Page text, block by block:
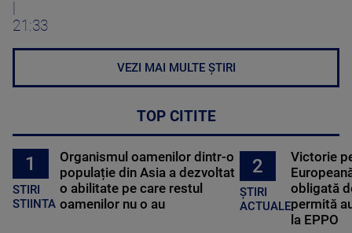
21:33
VEZI MAI MULTE ȘTIRI
TOP CITITE
1
STIRI
STIINTA
Organismul oamenilor dintr-o
populație din Asia a dezvoltat
o abilitate pe care restul
oamenilor nu o au
2
ȘTIRI
ACTUALE
Victorie
obligată
permită
la EPPO